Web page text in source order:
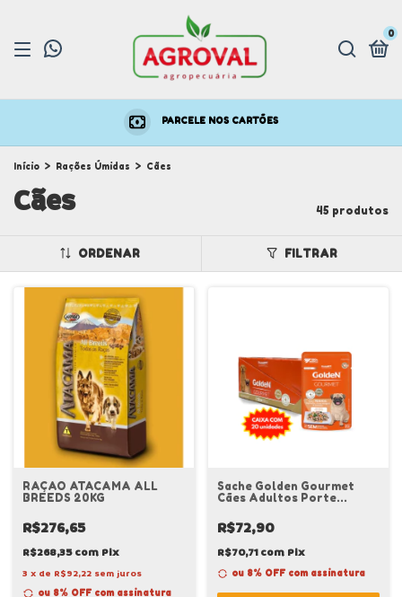
0
PARCELE NOS CARTÕES
Início > Rações Úmidas > Cães
Cães 45 produtos
ORDENAR FILTRAR
RAÇAO ATACAMA ALL
BREEDS 20KG
R$276,65
R$268,35com Pix
3 x de R$92,22 sem juros
ou 8% OFF com assinatura
Sache Golden Gourmet
Cães Adultos Porte
Unidades
R$72,90
R$70,71com Pix
ou 8% OFF com assinatura